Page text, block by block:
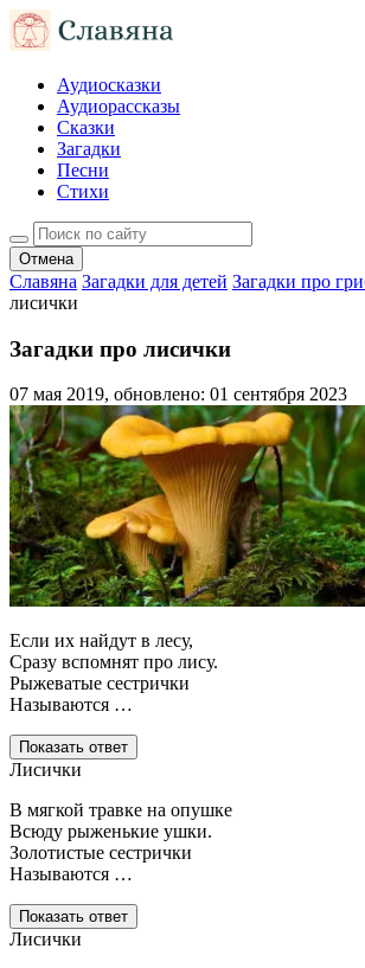
Аудиосказки
Аудиорассказы
Сказки
Загадки
Песни
Стихи
Отмена
Славяна Загадки для детей Загадки про
лисички
Загадки про лисички
07 мая 2019, обновлено: 01 сентября 2023
Если их найдут в лесу,
Сразу вспомнят про лису.
Рыжеватые сестрички
Называются …
Показать ответ
Лисички
В мягкой травке на опушке
Всюду рыженькие ушки.
Золотистые сестрички
Называются …
Показать ответ
Лисички